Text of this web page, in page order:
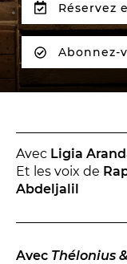
LA
TOUTE LA
Les Spectacles
Les Tournées
Réservez
Abonnez-
Avec Ligia
Et les voix de
Abdeljalil
Avec Thélonius